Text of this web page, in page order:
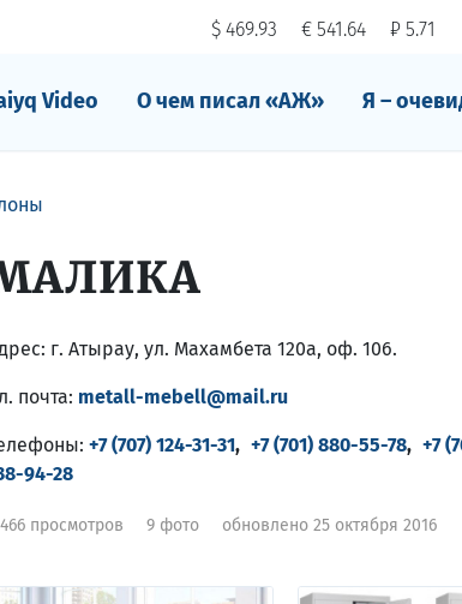
$ 469.93 € 541.64 ₽ 5.71
Video О чем писал «АЖ» Я –
г. Атырау, ул. Махамбета 120а, оф. 106.
почта: metall-mebell@mail.ru
+7 (707) 124-31-31, +7 (701) 880-55-78, +7
94-28
просмотров 9 фото обновлено 25 октября 2016